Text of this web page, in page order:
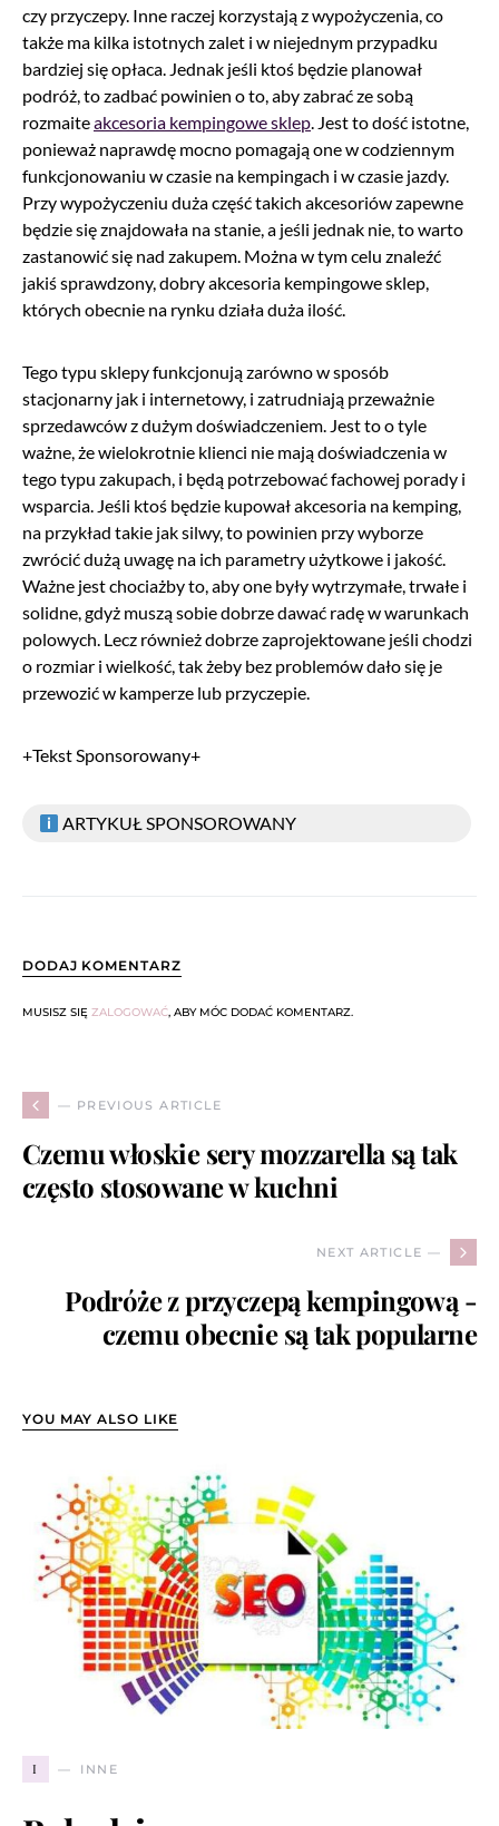
czy przyczepy. Inne raczej korzystają z wypożyczenia, co
także ma kilka istotnych zalet i w niejednym przypadku
bardziej się opłaca. Jednak jeśli ktoś będzie planował
podróż, to zadbać powinien o to, aby zabrać ze sobą
rozmaiteakcesoria kempingowe sklep. Jest to dość istotne,
ponieważ naprawdę mocno pomagają one w codziennym
funkcjonowaniu w czasie na kempingach i w czasie jazdy.
Przy wypożyczeniu duża część takich akcesoriów zapewne
będzie się znajdowała na stanie, a jeśli jednak nie, to warto
zastanowić się nad zakupem. Można w tym celu znaleźć
jakiś sprawdzony, dobry akcesoria kempingowe sklep,
których obecnie na rynku działa duża ilość.
Tego typu sklepy funkcjonują zarówno w sposób
stacjonarny jak i internetowy, i zatrudniają przeważnie
sprzedawców z dużym doświadczeniem. Jest to o tyle
ważne, że wielokrotnie klienci nie mają doświadczenia w
tego typu zakupach, i będą potrzebować fachowej porady i
wsparcia. Jeśli ktoś będzie kupował akcesoria na kemping,
na przykład takie jak silwy, to powinien przy wyborze
zwrócić dużą uwagę na ich parametry użytkowe i jakość.
Ważne jest chociażby to, aby one były wytrzymałe, trwałe i
solidne, gdyż muszą sobie dobrze dawać radę w warunkach
polowych. Lecz również dobrze zaprojektowane jeśli chodzi
o rozmiar i wielkość, tak żeby bez problemów dało się je
przewozić w kamperze lub przyczepie.
+Tekst Sponsorowany+
ARTYKUŁ SPONSOROWANY
DODAJ KOMENTARZ
MUSISZ SIĘ ZALOGOWAĆ, ABY MÓC DODAĆ KOMENTARZ.
— PREVIOUS ARTICLE
Czemu włoskie sery mozzarella są tak
często stosowane w kuchni
NEXT ARTICLE —
Podróże z przyczepą kempingową -
czemu obecnie są tak popularne
YOU MAY ALSO LIKE
I INNE